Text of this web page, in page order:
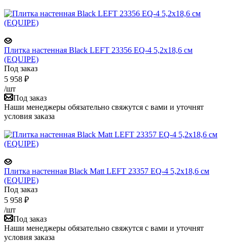
Плитка настенная Black LEFT 23356 EQ-4 5,2x18,6 см
(EQUIPE)
Под заказ
5 958 ₽
/шт
Под заказ
Наши менеджеры обязательно свяжутся с вами и уточнят
условия заказа
Плитка настенная Black Matt LEFT 23357 EQ-4 5,2x18,6 см
(EQUIPE)
Под заказ
5 958 ₽
/шт
Под заказ
Наши менеджеры обязательно свяжутся с вами и уточнят
условия заказа